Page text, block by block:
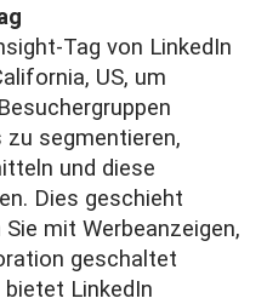
Tag von LinkedIn
US, um
zu segmentieren,
und diese
Dies geschieht
mit Werbeanzeigen,
geschaltet
bietet LinkedIn